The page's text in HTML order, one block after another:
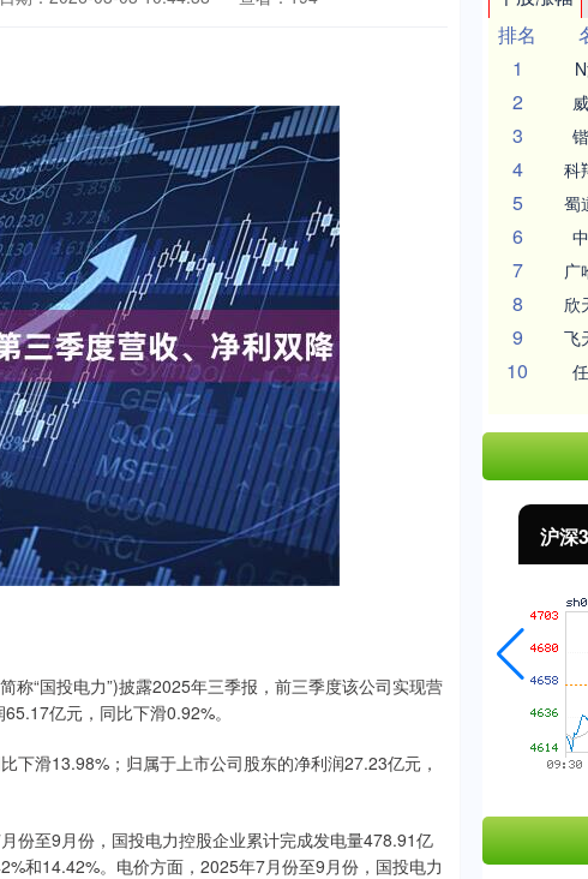
“国投电力”)披露2025年三季报，前三季度该公司实现营
亿元，同比下滑0.92%。
滑13.98%；归属于上市公司股东的净利润27.23亿元，
至9月份，国投电力控股企业累计完成发电量478.91亿
和14.42%。电价方面，2025年7月份至9月份，国投电力
排名
1
2
3
4 科
5 蜀
6
7 广
8 欣
9 飞
10
14110.12 -34.08 -0.24% 4651.31